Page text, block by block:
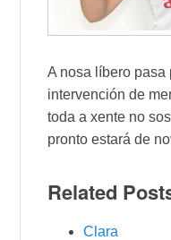
A nosa líbero pasa
intervención de
toda a xente no
pronto estará de
Related
Clara